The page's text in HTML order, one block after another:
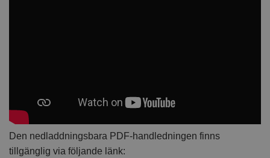
Den nedladdningsbara PDF-handledningen finns
tillgänglig via följande länk: